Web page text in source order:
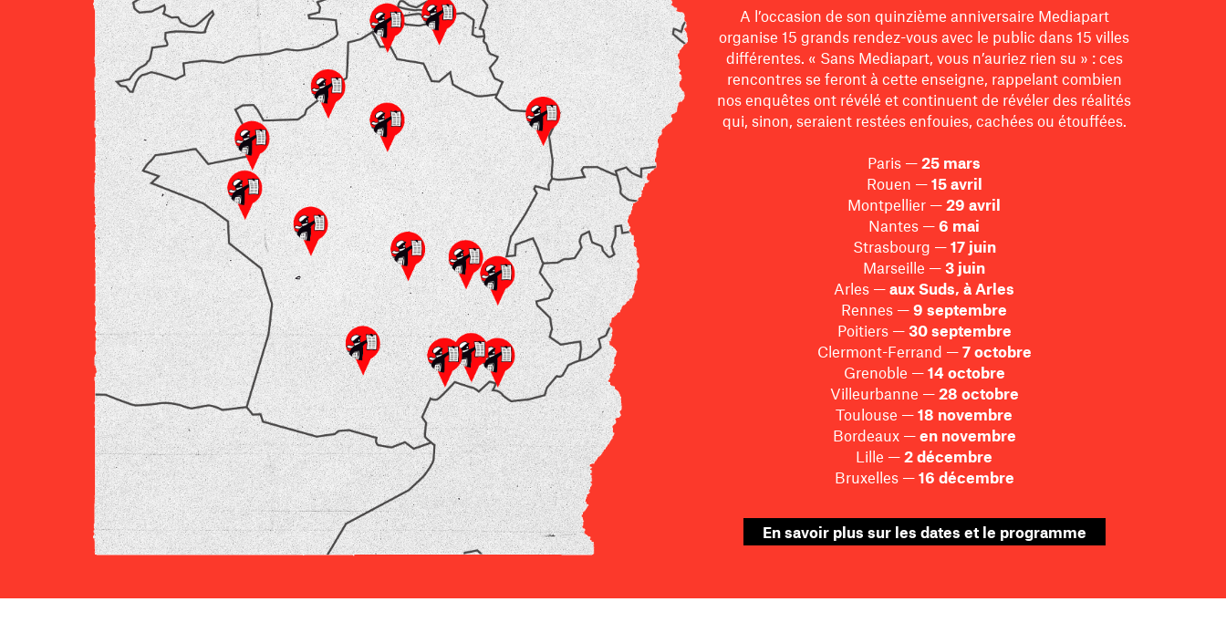
A l’occasion de son quinzième anniversaire Mediapart
organise 15 grands rendez-vous avec le public dans 15 villes
différentes. « Sans Mediapart, vous n’auriez rien su » : ces
rencontres se feront à cette enseigne, rappelant combien
nos enquêtes ont révélé et continuent de révéler des réalités
qui, sinon, seraient restées enfouies, cachées ou étouffées.
Paris — 25 mars
Rouen — 15 avril
Montpellier — 29 avril
Nantes —6 mai
Strasbourg — 17 juin
Marseille —3 juin
Arles —aux Suds, à Arles
Rennes —9 septembre
Poitiers — 30 septembre
Clermont-Ferrand — 7 octobre
Grenoble — 14 octobre
Villeurbanne — 28 octobre
Toulouse —18 novembre
Bordeaux — en novembre
Lille — 2 décembre
Bruxelles — 16 décembre
En savoir plus sur les dates et le programme